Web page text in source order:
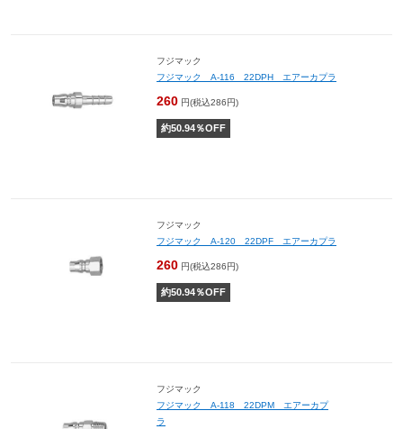
フジマック
フジマック A-116 22DPH エアーカプラ
260 円(税込286円)
約50.94％OFF
フジマック
フジマック A-120 22DPF エアーカプラ
260 円(税込286円)
約50.94％OFF
フジマック
フジマック A-118 22DPM エアーカプ
ラ